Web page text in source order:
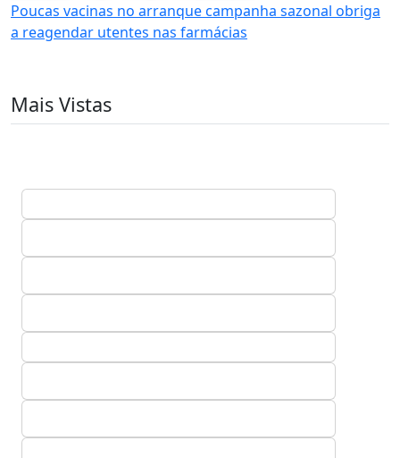
Poucas vacinas no arranque campanha sazonal obriga
a reagendar utentes nas farmácias
Mais Vistas